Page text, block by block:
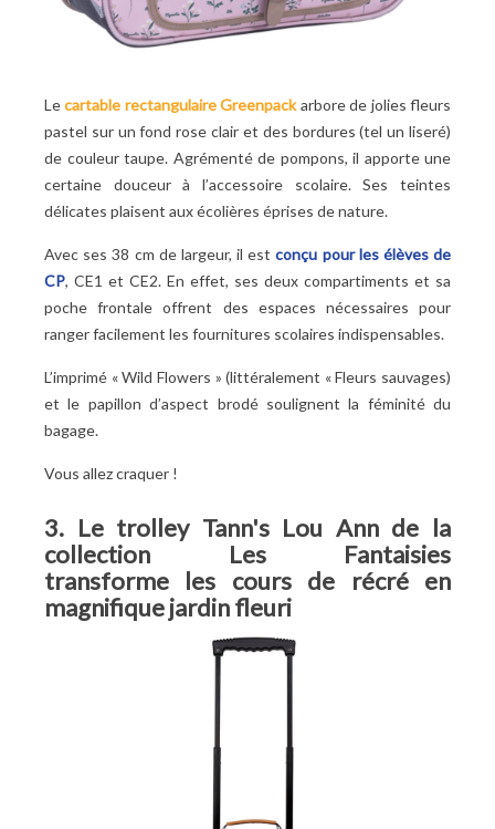
Lecartable rectangulaire Greenpackarbore de jolies fleurs
pastel sur un fond rose clair et des bordures (tel un liseré)
de couleur taupe. Agrémenté de pompons, il apporte une
certaine douceur à l’accessoire scolaire.Ses teintes
délicates plaisent aux écolières éprises de nature.
Avec ses 38 cm de largeur, il estconçu pour les élèves de
CP, CE1 et CE2. En effet, ses deux compartiments et sa
poche frontale offrent des espaces nécessaires pour
ranger facilement les fournitures scolaires indispensables.
L’imprimé « Wild Flowers » (littéralement « Fleurs sauvages)
et le papillon d’aspect brodé soulignent la féminité du
bagage.
Vous allez craquer !
3. Le trolley Tann's Lou Ann de la
collection Les Fantaisies
transforme les cours de récré en
magnifique jardin fleuri